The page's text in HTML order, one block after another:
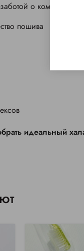
о комфорте
пошива
идеальный